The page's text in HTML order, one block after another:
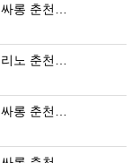
롱 춘천…
노 춘천…
롱 춘천…